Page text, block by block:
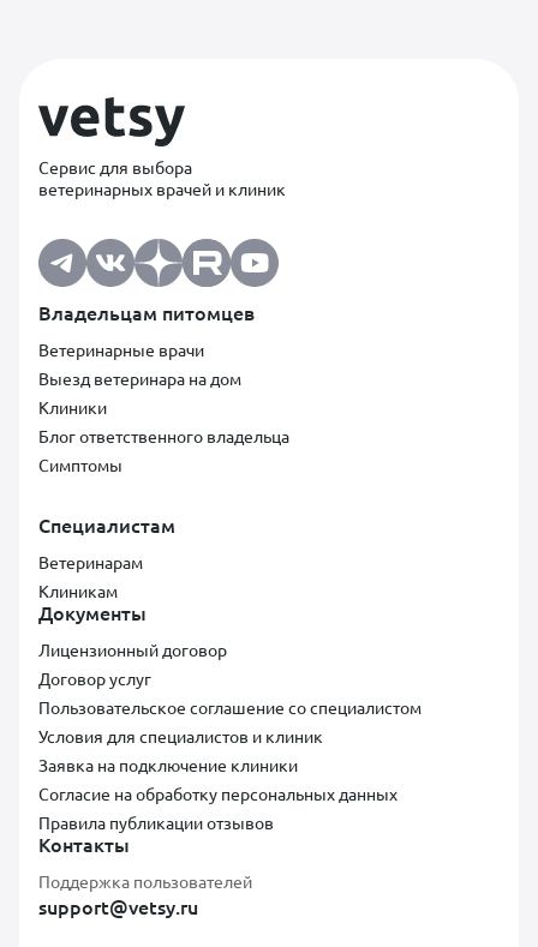
Сервис для выбора
ветеринарных врачей и клиник
Владельцам питомцев
Ветеринарные врачи
Выезд ветеринара на дом
Клиники
Блог ответственного владельца
Симптомы
Специалистам
Ветеринарам
Клиникам
Документы
Лицензионный договор
Договор услуг
Пользовательское соглашение со специалистом
Условия для специалистов и клиник
Заявка на подключение клиники
Согласие на обработку персональных данных
Правила публикации отзывов
Контакты
Поддержка пользователей
support@vetsy.ru